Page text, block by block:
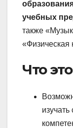
учебных
также
«Физическая
Что